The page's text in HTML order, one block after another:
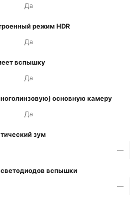
Да
режим HDR
Да
вспышку
Да
основную камеру
Да
зум
—
светодиодов вспышки
—